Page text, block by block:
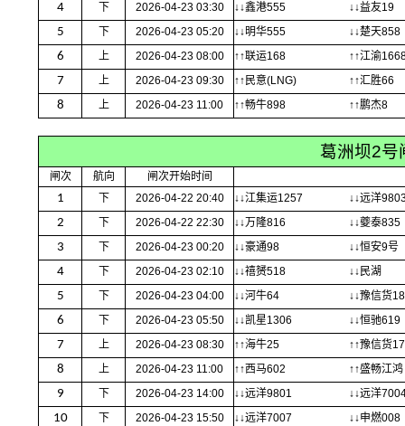
4 下 2026-04-23 03:30 ↓↓鑫港555 ↓↓益友19
5 下 2026-04-23 05:20 ↓↓明华555 ↓↓楚天858
6 上 2026-04-23 08:00 ↑↑联运168 ↑↑江渝
7 上 2026-04-23 09:30 ↑↑民意(LNG) ↑↑汇胜66
8 上 2026-04-23 11:00 ↑↑畅牛898 ↑↑鹏杰8
葛洲坝2号
闸次 航向 闸次开始时间
1 下 2026-04-22 20:40 ↓↓江集运1257 ↓↓远洋
2 下 2026-04-22 22:30 ↓↓万隆816 ↓↓夔泰835
3 下 2026-04-23 00:20 ↓↓豪通98 ↓↓恒安9号
4 下 2026-04-23 02:10 ↓↓禧赟518 ↓↓民湖
5 下 2026-04-23 04:00 ↓↓河牛64 ↓↓豫信货
6 下 2026-04-23 05:50 ↓↓凯星1306 ↓↓恒驰619
7 上 2026-04-23 08:30 ↑↑海牛25 ↑↑豫信货
8 上 2026-04-23 11:00 ↑↑西马602 ↑↑盛畅江鸿
9 下 2026-04-23 14:00 ↓↓远洋9801 ↓↓远洋
10 下 2026-04-23 15:50 ↓↓远洋7007 ↓↓申燃008